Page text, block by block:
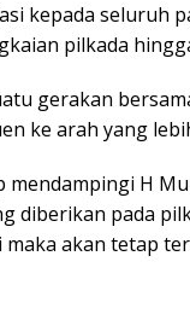
kepada seluruh
pilkada
gerakan
ke arah yang
H
diberikan pada
akan tetap